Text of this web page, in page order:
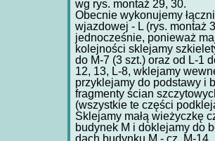
wg rys. montaż 29, 30.
Obecnie wykonujemy
wjazdowej - L (rys. montaż
jednocześnie, ponieważ
kolejności sklejamy
do M-7 (3 szt.) oraz od L-1
12, 13, L-8, wklejamy
przyklejamy do podstawy i
fragmenty ścian
(wszystkie te części
Sklejamy małą wieżyczkę
budynek M i doklejamy do
dach budynku M - cz. M-